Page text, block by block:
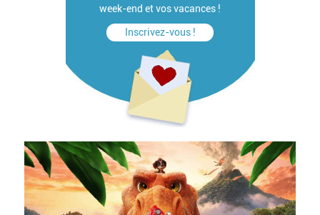
week-end et vos vacances !
Inscrivez-vous !